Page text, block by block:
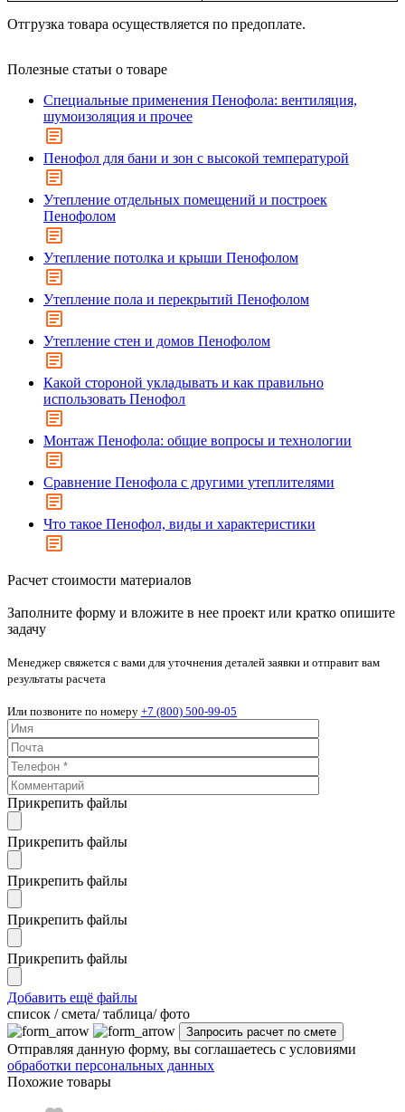
Отгрузка товара осуществляется по предоплате.
Полезные статьи о товаре
Специальные применения Пенофола: вентиляция,
шумоизоляция и прочее
Пенофол для бани и зон с высокой температурой
Утепление отдельных помещений и построек
Пенофолом
Утепление потолка и крыши Пенофолом
Утепление пола и перекрытий Пенофолом
Утепление стен и домов Пенофолом
Какой стороной укладывать и как правильно
использовать Пенофол
Монтаж Пенофола: общие вопросы и технологии
Сравнение Пенофола с другими утеплителями
Что такое Пенофол, виды и характеристики
Расчет стоимости материалов
Заполните форму и вложите в нее проект или кратко опишите
задачу
Менеджер свяжется с вами для уточнения деталей заявки и отправит вам
результаты расчета
Или позвоните по номеру +7 (800) 500-99-05
Прикрепить файлы
Прикрепить файлы
Прикрепить файлы
Прикрепить файлы
Прикрепить файлы
Добавить ещё файлы
cписок / смета/ таблица/ фото
Отправляя данную форму, вы соглашаетесь с условиями
обработки персональных данных
Похожие товары